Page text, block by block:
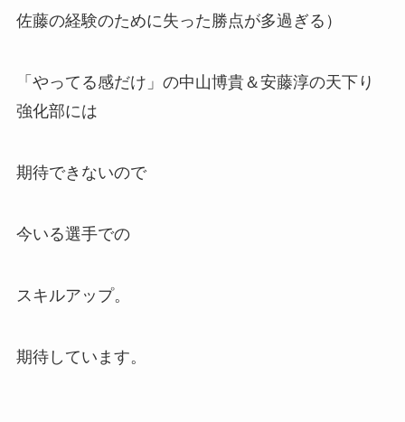
佐藤の経験のために失った勝点が多過ぎる）
「やってる感だけ」の中山博貴＆安藤淳の天下り
強化部には
期待できないので
今いる選手での
スキルアップ。
期待しています。